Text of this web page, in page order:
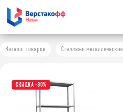
Каталог товаров Стеллажи металлические
СКИДКА -30%